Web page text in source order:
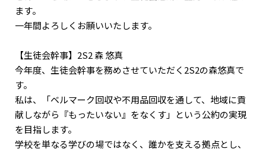
ます。
一年間よろしくお願いいたします。
【生徒会幹事】2S2 森 悠真
今年度、生徒会幹事を務めさせていただく2S2の森悠真で
す。
私は、「ベルマーク回収や不用品回収を通して、地域に貢
献しながら『もったいない』をなくす」という公約の実現
を目指します。
学校を単なる学びの場ではなく、誰かを支える拠点とし、